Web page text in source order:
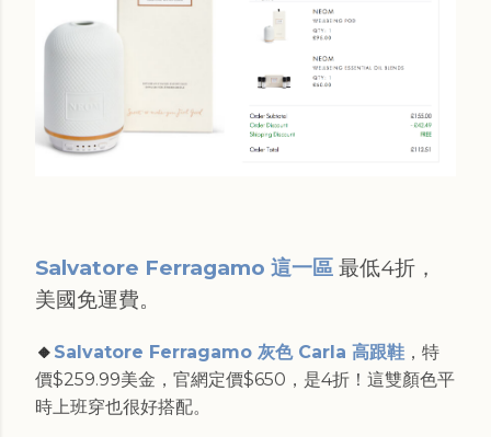
Salvatore Ferragamo 這一區 最低4折，
美國免運費。
🔸 Salvatore Ferragamo 灰色 Carla 高跟鞋 ，特
價$259.99美金，官網定價$650，是4折！這雙顏色平
時上班穿也很好搭配。